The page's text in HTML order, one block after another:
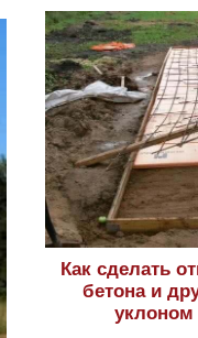
Как сделать
бетона и
уклоном